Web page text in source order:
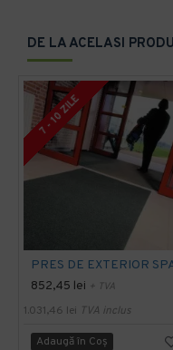
DE LA ACELASI
7 - 10 ZILE
852,45 lei + TVA
1.031,46 lei TVA inclus
Adaugă în Coş